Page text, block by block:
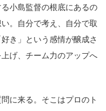
小島監督の根底にあるの
。自分で考え、自分で取
き」という感情が醸成さ
げ、チーム力のアップへ
に来る。そこはプロのト